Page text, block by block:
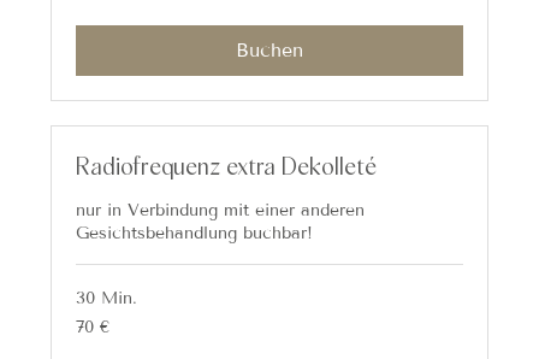
Buchen
Radiofrequenz extra Dekolleté
nur in Verbindung mit einer anderen
Gesichtsbehandlung buchbar!
30 Min.
70
Euro
70 €